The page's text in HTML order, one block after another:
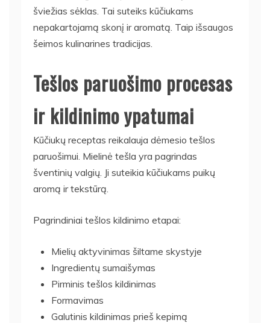
šviežias sėklas. Tai suteiks kūčiukams
nepakartojamą skonį ir aromatą. Taip išsaugos
šeimos kulinarines tradicijas.
Tešlos paruošimo procesas
ir kildinimo ypatumai
Kūčiukų receptas reikalauja dėmesio tešlos
paruošimui. Mielinė tešla yra pagrindas
šventinių valgių. Ji suteikia kūčiukams puikų
aromą ir tekstūrą.
Pagrindiniai tešlos kildinimo etapai:
Mielių aktyvinimas šiltame skystyje
Ingredientų sumaišymas
Pirminis tešlos kildinimas
Formavimas
Galutinis kildinimas prieš kepimą